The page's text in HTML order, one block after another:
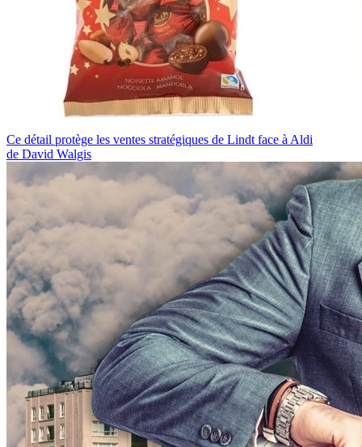
Ce détail protège les ventes stratégiques de Lindt face à Aldi
de David Walgis